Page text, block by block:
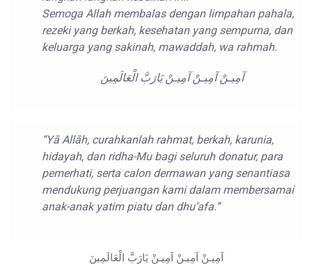
Semoga Allah membalas dengan limpahan pahala,
rezeki yang berkah, kesehatan yang sempurna, dan
keluarga yang sakinah, mawaddah, wa rahmah.
آمِيـنْ آمِيـنْ آمِيـنْ يَارَبَّ الْعَالَمِينَ
“Yā Allāh, curahkanlah rahmat, berkah, karunia,
hidayah, dan ridha-Mu bagi seluruh donatur, para
pemerhati, serta calon dermawan yang senantiasa
mendukung perjuangan kami dalam membersamai
anak-anak yatim piatu dan dhu‘afa.”
آمِيـنْ آمِيـنْ آمِيـنْ يَارَبَّ الْعَالَمِينَ